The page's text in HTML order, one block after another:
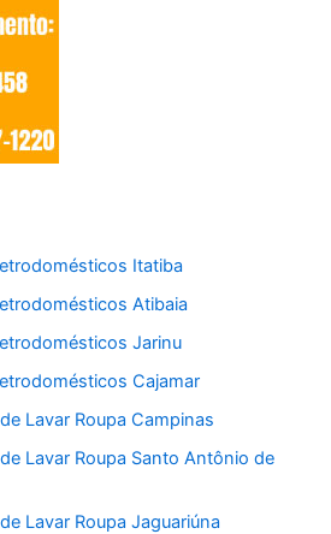
Itatiba
Atibaia
Jarinu
Cajamar
Lavar Roupa Campinas
Lavar Roupa Santo Antônio de
Lavar Roupa Jaguariúna